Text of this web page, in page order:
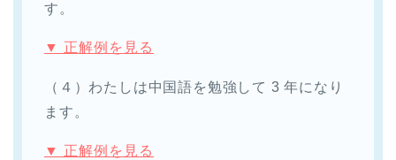
す。
▼ 正解例を見る
（４）わたしは中国語を勉強して 3 年になり
ます。
▼ 正解例を見る